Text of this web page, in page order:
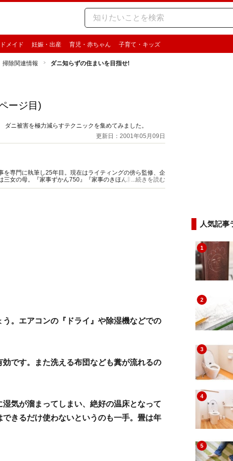
メイド 妊娠・出産 育児・赤ちゃん 子育て・キッズ
掃除関連情報 ダニ知らずの住まいを目指せ!
ージ目)
ニ被害を極力減らすテクニックを集めてみました。
更新日：2001年05月09日
専門に執筆し25年目。現在はライティングの傍ら監修、企
女の母。『家事ずかん750』『家事のきほん新事典』（共
...続きを読む
。エアコンの『ドライ』や除湿機などでの
です。また洗える布団なども糞が流れるの
気が溜まってしまい、絶好の温床となって
きるだけ使わないというのも一手。畳は年
人気記事
1
2
3
4
5